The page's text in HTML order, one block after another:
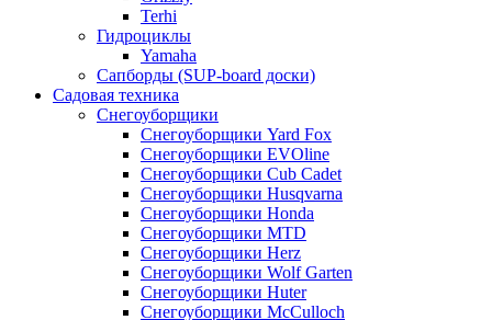
Terhi
Гидроциклы
Yamaha
Сапборды (SUP-board доски)
Садовая техника
Снегоуборщики
Снегоуборщики Yard Fox
Снегоуборщики EVOline
Снегоуборщики Cub Cadet
Снегоуборщики Husqvarna
Снегоуборщики Honda
Снегоуборщики MTD
Снегоуборщики Herz
Снегоуборщики Wolf Garten
Снегоуборщики Huter
Снегоуборщики McCulloch